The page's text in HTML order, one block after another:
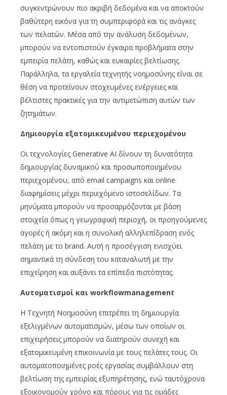
συγκεντρώνουν πιο ακριβή δεδομένα και να αποκτούν
βαθύτερη εικόνα για τη συμπεριφορά και τις ανάγκες
των πελατών. Μέσα από την ανάλυση δεδομένων,
μπορούν να εντοπιστούν έγκαιρα προβλήματα στην
εμπειρία πελάτη, καθώς και ευκαιρίες βελτίωσης.
Παράλληλα, τα εργαλεία τεχνητής νοημοσύνης είναι σε
θέση να προτείνουν στοχευμένες ενέργειες και
βέλτιστες πρακτικές για την αντιμετώπιση αυτών των
ζητημάτων.
Δημιουργία εξατομικευμένου περιεχομένου
Οι τεχνολογίες Generative AI δίνουν τη δυνατότητα
δημιουργίας δυναμικού και προσωποποιημένου
περιεχομένου, από email campaigns και online
διαφημίσεις μέχρι περιεχόμενο ιστοσελίδων. Τα
μηνύματα μπορούν να προσαρμόζονται με βάση
στοιχεία όπως η γεωγραφική περιοχή, οι προηγούμενες
αγορές ή ακόμη και η συνολική αλληλεπίδραση ενός
πελάτη με το brand. Αυτή η προσέγγιση ενισχύει
σημαντικά τη σύνδεση του καταναλωτή με την
επιχείρηση και αυξάνει τα επίπεδα πιστότητας.
Αυτοματισμοί και workflowmanagement
Η Τεχνητή Νοημοσύνη επιτρέπει τη δημιουργία
εξελιγμένων αυτοματισμών, μέσω των οποίων οι
επιχειρήσεις μπορούν να διατηρούν συνεχή και
εξατομικευμένη επικοινωνία με τους πελάτες τους. Οι
αυτοματοποιημένες ροές εργασίας συμβάλλουν στη
βελτίωση της εμπειρίας εξυπηρέτησης, ενώ ταυτόχρονα
εξοικονομούν χρόνο και πόρους για τις ομάδες